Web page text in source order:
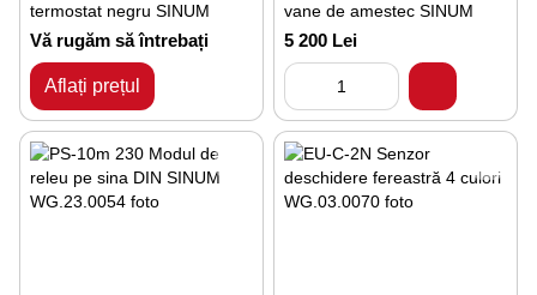
termostat negru SINUM
Vă rugăm să întrebați
Aflați prețul
vane de amestec SINUM
5 200 Lei